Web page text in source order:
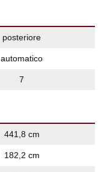
posteriore
automatico
7
441,8 cm
182,2 cm